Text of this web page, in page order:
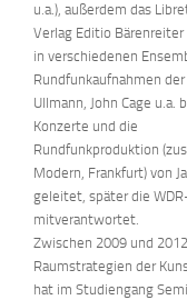
u.a.), außerdem das
Verlag Editio
in verschiedenen
Rundfunkaufnahmen
Ullmann, John Cage
Konzerte und die
Rundfunkproduktion
Modern, Frankfurt) von
geleitet, später die
mitverantwortet.
Zwischen 2009 und
Raumstrategien der
hat im Studiengang